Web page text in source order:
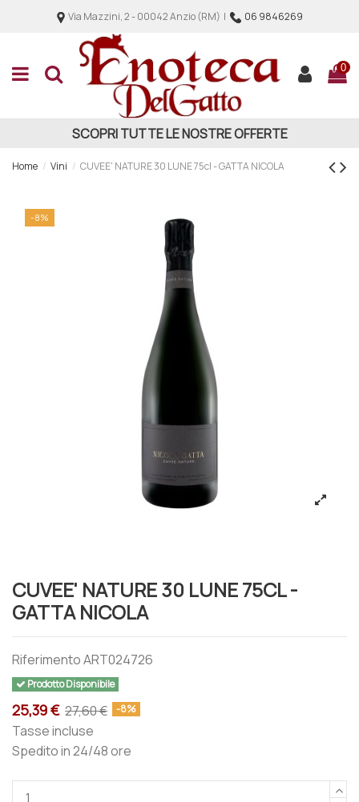
Via Mazzini, 2 - 00042 Anzio (RM) | 06 9846269
0
SCOPRI TUTTE LE NOSTRE OFFERTE
Home Vini CUVEE' NATURE 30 LUNE 75cl - GATTA NICOLA
-8%
CUVEE' NATURE 30 LUNE 75CL -
GATTA NICOLA
RiferimentoART024726
Prodotto Disponibile
25,39 € 27,60 € -8%
Tasse incluse
Spedito in 24/48 ore